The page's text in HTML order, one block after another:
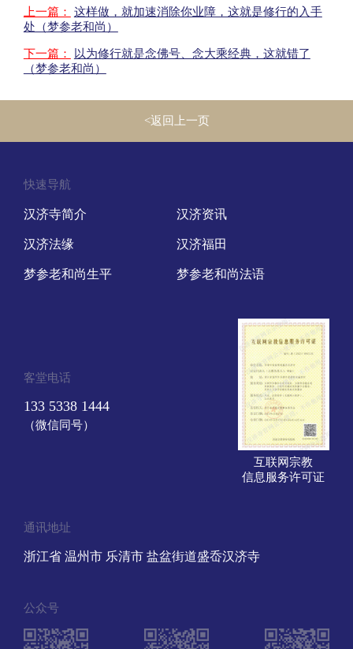
上一篇：
这样做，就加速消除你业障，这就是修行的入手
处（梦参老和尚）
下一篇：
以为修行就是念佛号、念大乘经典，这就错了
（梦参老和尚）
<返回上一页
快速导航
汉济寺简介 汉济资讯
汉济法缘 汉济福田
梦参老和尚生平 梦参老和尚法语
客堂电话
133 5338 1444
（微信同号）
互联网宗教
信息服务许可证
通讯地址
浙江省 温州市 乐清市 盐盆街道盛岙汉济寺
公众号